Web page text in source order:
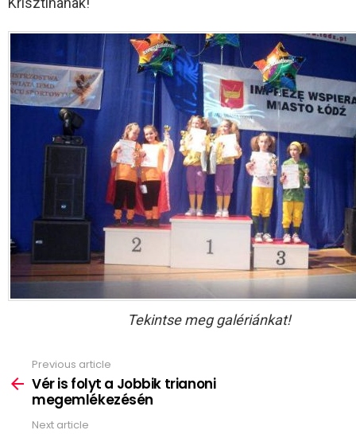
Tekintse meg galériánkat!
more
Previous article
Vér is folyt a Jobbik trianoni
megemlékezésén
Next article